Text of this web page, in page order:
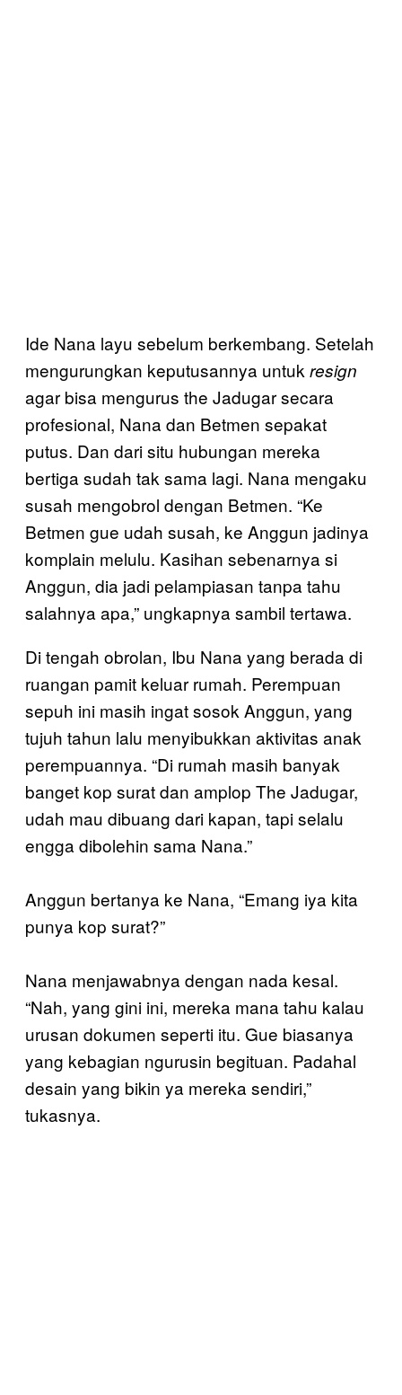
Ide Nana layu sebelum berkembang. Setelah
mengurungkan keputusannya untuk resign
agar bisa mengurus the Jadugar secara
profesional, Nana dan Betmen sepakat
putus. Dan dari situ hubungan mereka
bertiga sudah tak sama lagi. Nana mengaku
susah mengobrol dengan Betmen. “Ke
Betmen gue udah susah, ke Anggun jadinya
komplain melulu. Kasihan sebenarnya si
Anggun, dia jadi pelampiasan tanpa tahu
salahnya apa,” ungkapnya sambil tertawa.
Di tengah obrolan, Ibu Nana yang berada di
ruangan pamit keluar rumah. Perempuan
sepuh ini masih ingat sosok Anggun, yang
tujuh tahun lalu menyibukkan aktivitas anak
perempuannya. “Di rumah masih banyak
banget kop surat dan amplop The Jadugar,
udah mau dibuang dari kapan, tapi selalu
engga dibolehin sama Nana.”
Anggun bertanya ke Nana, “Emang iya kita
punya kop surat?”
Nana menjawabnya dengan nada kesal.
“Nah, yang gini ini, mereka mana tahu kalau
urusan dokumen seperti itu. Gue biasanya
yang kebagian ngurusin begituan. Padahal
desain yang bikin ya mereka sendiri,”
tukasnya.